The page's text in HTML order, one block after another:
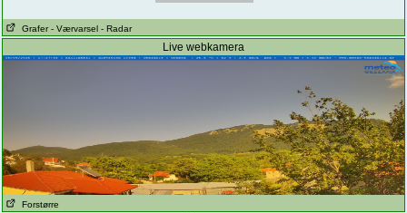
Grafer - Værvarsel - Radar
Live webkamera
Forstørre